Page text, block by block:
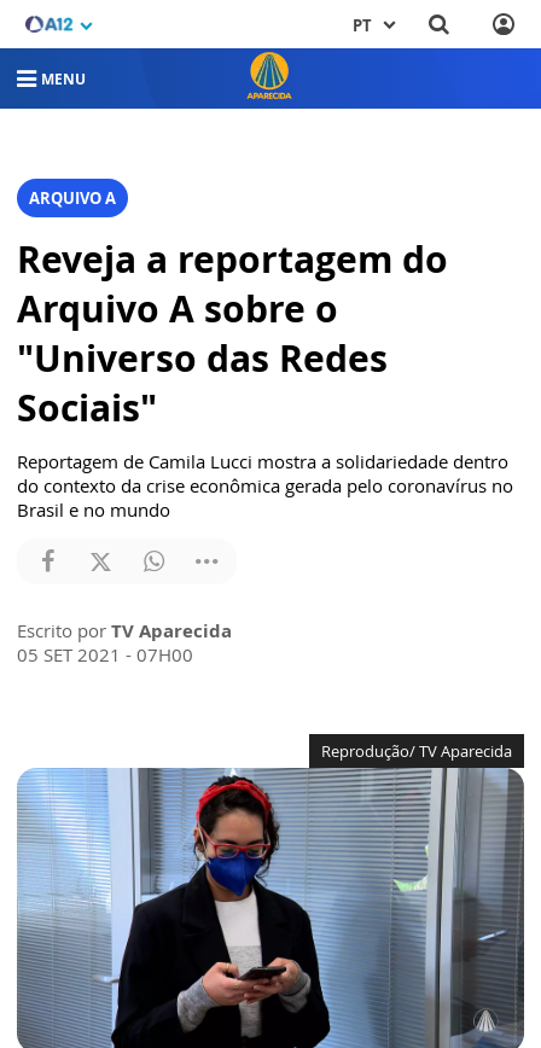
PT
MENU
ARQUIVO A
Reveja a reportagem do
Arquivo A sobre o
"Universo das Redes
Sociais"
Reportagem de Camila Lucci mostra a solidariedade dentro
do contexto da crise econômica gerada pelo coronavírus no
Brasil e no mundo
Escrito por TV Aparecida
05 SET 2021 - 07H00
Reprodução/ TV Aparecida